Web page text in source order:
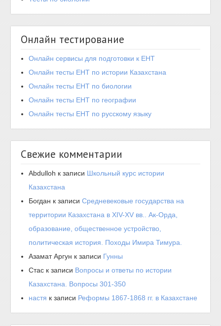
Онлайн тестирование
Онлайн сервисы для подготовки к ЕНТ
Онлайн тесты ЕНТ по истории Казахстана
Онлайн тесты ЕНТ по биологии
Онлайн тесты ЕНТ по географии
Онлайн тесты ЕНТ по русскому языку
Свежие комментарии
Abdulloh к записи Школьный курс истории
Казахстана
Богдан к записиСредневековые государства на
территории Казахстана в XIV-XV вв.. Ак-Орда,
образование, общественное устройство,
политическая история. Походы Имира Тимура.
Азамат Аргун к записи Гунны
Стас к записи Вопросы и ответы по истории
Казахстана. Вопросы 301-350
настя к записи Реформы 1867-1868 гг. в Казахстане